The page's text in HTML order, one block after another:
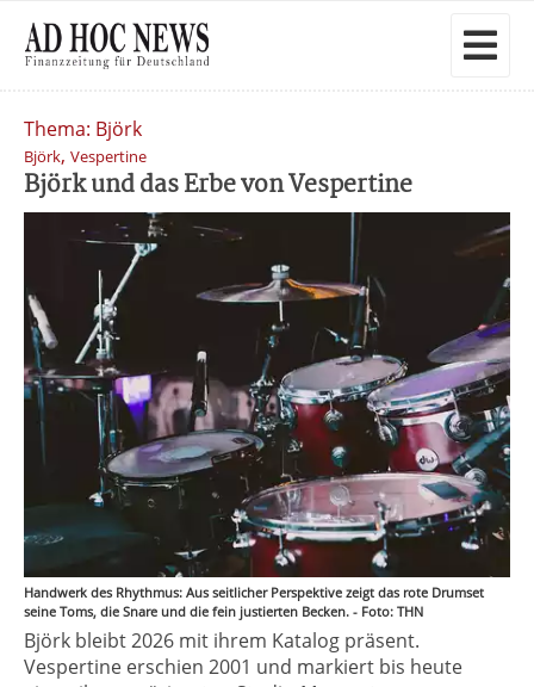
Thema: Björk
Björk, Vespertine
Björk und das Erbe von Vespertine
Handwerk des Rhythmus: Aus seitlicher Perspektive zeigt das rote Drumset
seine Toms, die Snare und die fein justierten Becken. - Foto: THN
Björk bleibt 2026 mit ihrem Katalog präsent.
Vespertine erschien 2001 und markiert bis heute